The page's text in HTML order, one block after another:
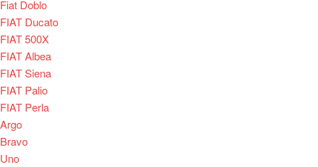
Fiat Doblo
FIAT Ducato
FIAT 500X
FIAT Albea
FIAT Siena
FIAT Palio
FIAT Perla
Argo
Bravo
Uno